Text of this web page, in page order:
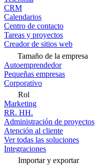
CRM
Calendarios
Centro de contacto
Tareas y proyectos
Creador de sitios web
Tamaño de la empresa
Autoemprendedor
Pequeñas empresas
Corporativo
Rol
Marketing
RR. HH.
Administración de proyectos
Atención al cliente
Ver todas las soluciones
Integraciones
Importar y exportar